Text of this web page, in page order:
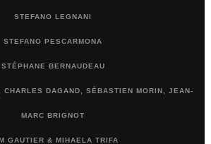
STEFANO LEGNANI
STEFANO PESCARMONA
STÉPHANE BERNAUDEAU
CHARLES DAGAND, SÉBASTIEN MORIN, JEAN-
MARC BRIGNOT
GAUTIER & MIHAELA TRIFA